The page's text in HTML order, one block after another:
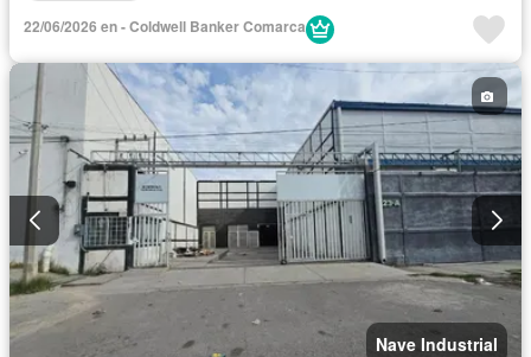
22/06/2026 en - Coldwell Banker Comarca
Nave Industrial